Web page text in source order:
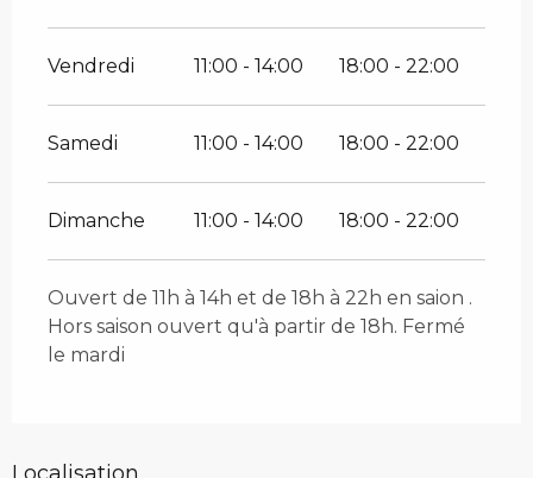
Vendredi 11:00 - 14:00 18:00 - 22:00
Samedi 11:00 - 14:00 18:00 - 22:00
Dimanche 11:00 - 14:00 18:00 - 22:00
Ouvert de 11h à 14h et de 18h à 22h en saion .
Hors saison ouvert qu'à partir de 18h. Fermé
le mardi